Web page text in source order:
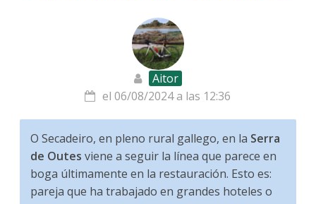
Aitor
el 06/08/2024 a las 12:36
O Secadeiro, en pleno rural gallego, en la Serra
de Outes viene a seguir la línea que parece en
boga últimamente en la restauración. Esto es:
pareja que ha trabajado en grandes hoteles o